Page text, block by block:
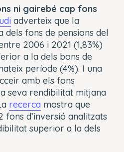
ni gairebé cap fons
adverteix que la
dels fons de pensions del
2006 i 2021 (1,83%)
a la dels bons de
període (4%). I una
amb els fons
seva rendibilitat mitjana
recerca mostra que
fons d’inversió analitzats
superior a la dels